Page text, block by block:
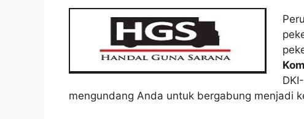
mengundang Anda untuk bergabung menjadi